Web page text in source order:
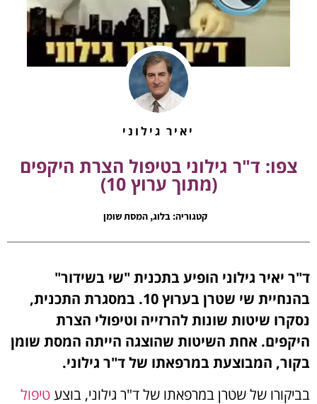
יאיר גילוני
צפו: ד"ר גילוני בטיפול הצרת היקפים
(מתוך ערוץ 10)
קטגוריה: בלוג,המסת שומן
ד"ר יאיר גילוני הופיע בתכנית "שי בשידור"
בהנחיית שי שטרן בערוץ 10. במסגרת התכנית,
נסקרו שיטות שונות להרזייה וטיפולי הצרת
היקפים. אחת השיטות שהוצגה הייתה המסת שומן
בקור, המבוצעת במרפאתו של ד"ר גילוני.
בביקורו של שטרן במרפאתו של ד"ר גילוני, בוצעטיפול